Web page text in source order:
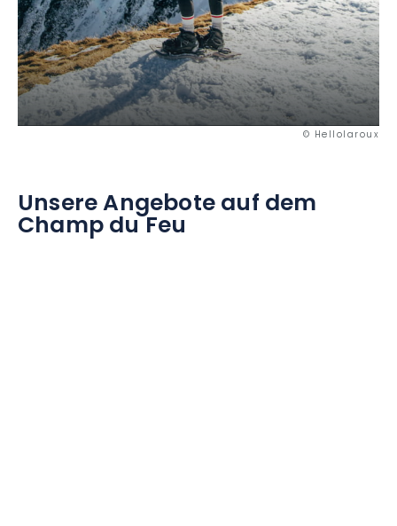
© Hellolaroux
Unsere Angebote auf dem
Champ du Feu